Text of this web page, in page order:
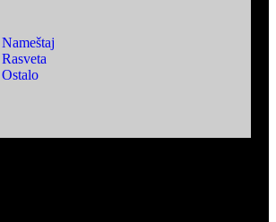
Nameštaj
Rasveta
Ostalo